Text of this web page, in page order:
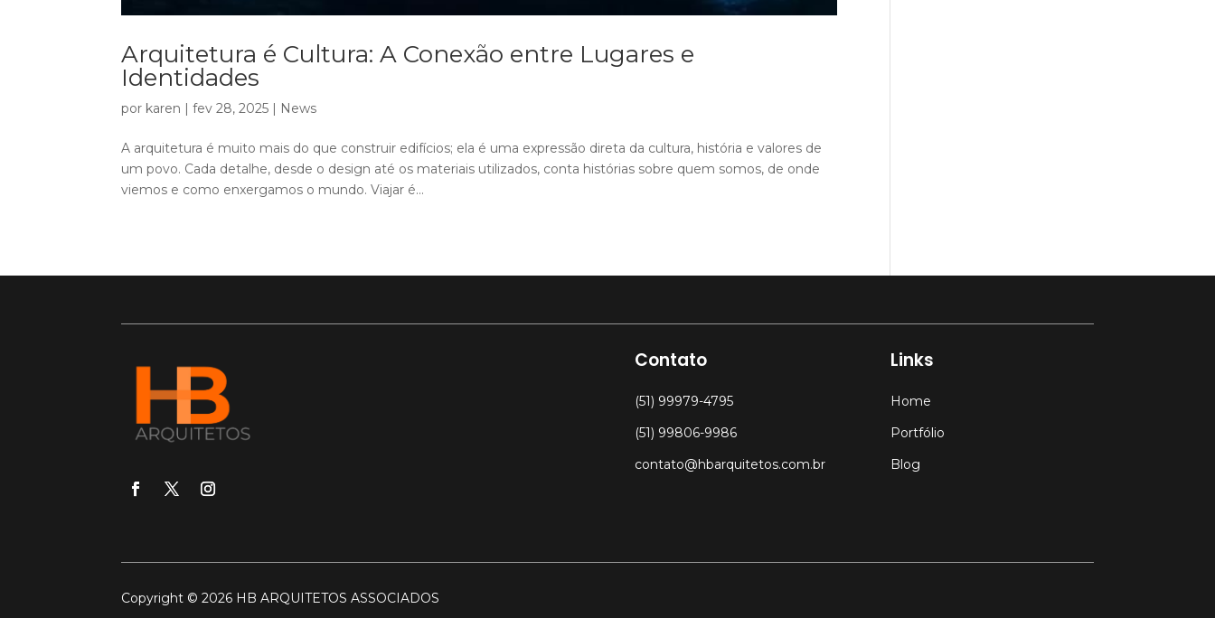
Arquitetura é Cultura: A Conexão entre Lugares e
Identidades
por karen |fev 28, 2025 | News
A arquitetura é muito mais do que construir edifícios; ela é uma expressão direta da cultura, história e valores de
um povo. Cada detalhe, desde o design até os materiais utilizados, conta histórias sobre quem somos, de onde
viemos e como enxergamos o mundo. Viajar é...
Contato
(51) 99979-4795
(51) 99806-9986
contato@hbarquitetos.com.br
Links
Home
Portfólio
Blog
Copyright © 2026 HB ARQUITETOS ASSOCIADOS